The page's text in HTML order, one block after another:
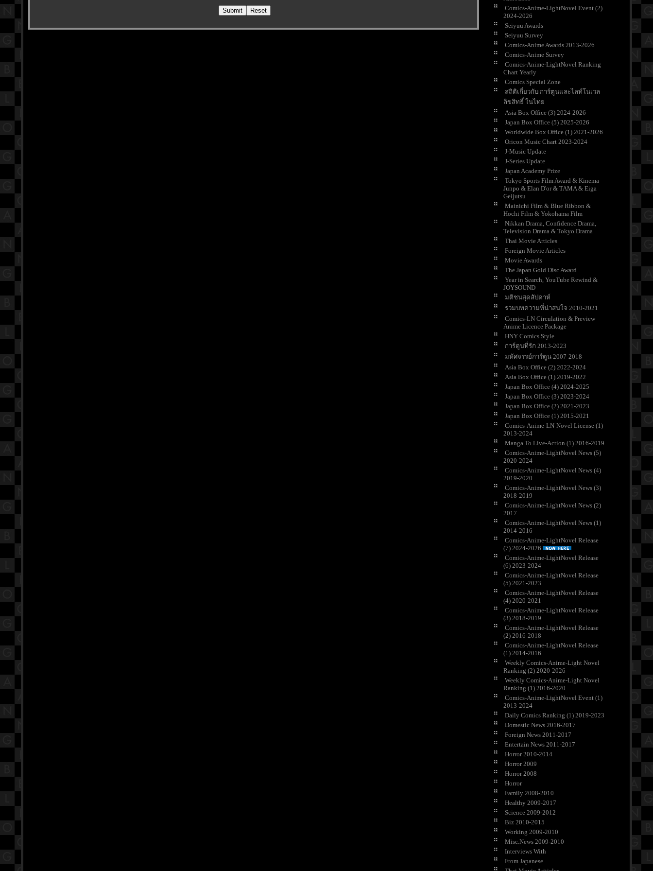
Comics-Anime-LightNovel Event (2)
2024-2026
Seiyuu Awards
Seiyuu Survey
Comics-Anime Awards 2013-2026
Comics-Anime Survey
Comics-Anime-LightNovel Ranking
Chart Yearly
Comics Special Zone
สถิติเกี่ยวกับ การ์ตูนและไลท์โนเวล
ลิขสิทธิ์ ในไท
Asia Box Office (3) 2024-2026
Japan Box Office (5) 2025-2026
Worldwide Box Office (1) 2021-2026
Oricon Music Chart 2023-2024
J-Music Update
J-Series Update
Japan Academy Prize
Tokyo Sports Film Award & Kinema
Junpo & Elan D'or & TAMA & Eiga
Geijutsu
Mainichi Film & Blue Ribbon &
Hochi Film & Yokohama Film
Nikkan Drama, Confidence Drama,
Television Drama & Tokyo Drama
Thai Movie Articles
Foreign Movie Articles
Movie Awards
The Japan Gold Disc Award
Year in Search, YouTube Rewind &
JOYSOUND
มติชนสุดสัปดาห์
รวมบทความที่น่าสนใจ 2010-2021
Comics-LN Circulation & Preview
Anime Licence Package
HNY Comics Style
การ์ตูนที่รัก 2013-2023
มหัศจรรย์การ์ตูน 2007-2018
Asia Box Office (2) 2022-2024
Asia Box Office (1) 2019-2022
Japan Box Office (4) 2024-2025
Japan Box Office (3) 2023-2024
Japan Box Office (2) 2021-2023
Japan Box Office (1) 2015-2021
Comics-Anime-LN-Novel License (1)
2013-2024
Manga To Live-Action (1) 2016-2019
Comics-Anime-LightNovel News (5)
2020-2024
Comics-Anime-LightNovel News (4)
2019-2020
Comics-Anime-LightNovel News (3)
2018-2019
Comics-Anime-LightNovel News (2)
2017
Comics-Anime-LightNovel News (1)
2014-2016
Comics-Anime-LightNovel Release
(7) 2024-2026
Comics-Anime-LightNovel Release
(6) 2023-2024
Comics-Anime-LightNovel Release
(5) 2021-2023
Comics-Anime-LightNovel Release
(4) 2020-2021
Comics-Anime-LightNovel Release
(3) 2018-2019
Comics-Anime-LightNovel Release
(2) 2016-2018
Comics-Anime-LightNovel Release
(1) 2014-2016
Weekly Comics-Anime-Light Novel
Ranking (2) 2020-2026
Weekly Comics-Anime-Light Novel
Ranking (1) 2016-2020
Comics-Anime-LightNovel Event (1)
2013-2024
Daily Comics Ranking (1) 2019-2023
Domestic News 2016-2017
Foreign News 2011-2017
Entertain News 2011-2017
Horror 2010-2014
Horror 2009
Horror 2008
Horror
Family 2008-2010
Healthy 2009-2017
Science 2009-2012
Biz 2010-2015
Working 2009-2010
Misc.News 2009-2010
Interviews With
From Japanese